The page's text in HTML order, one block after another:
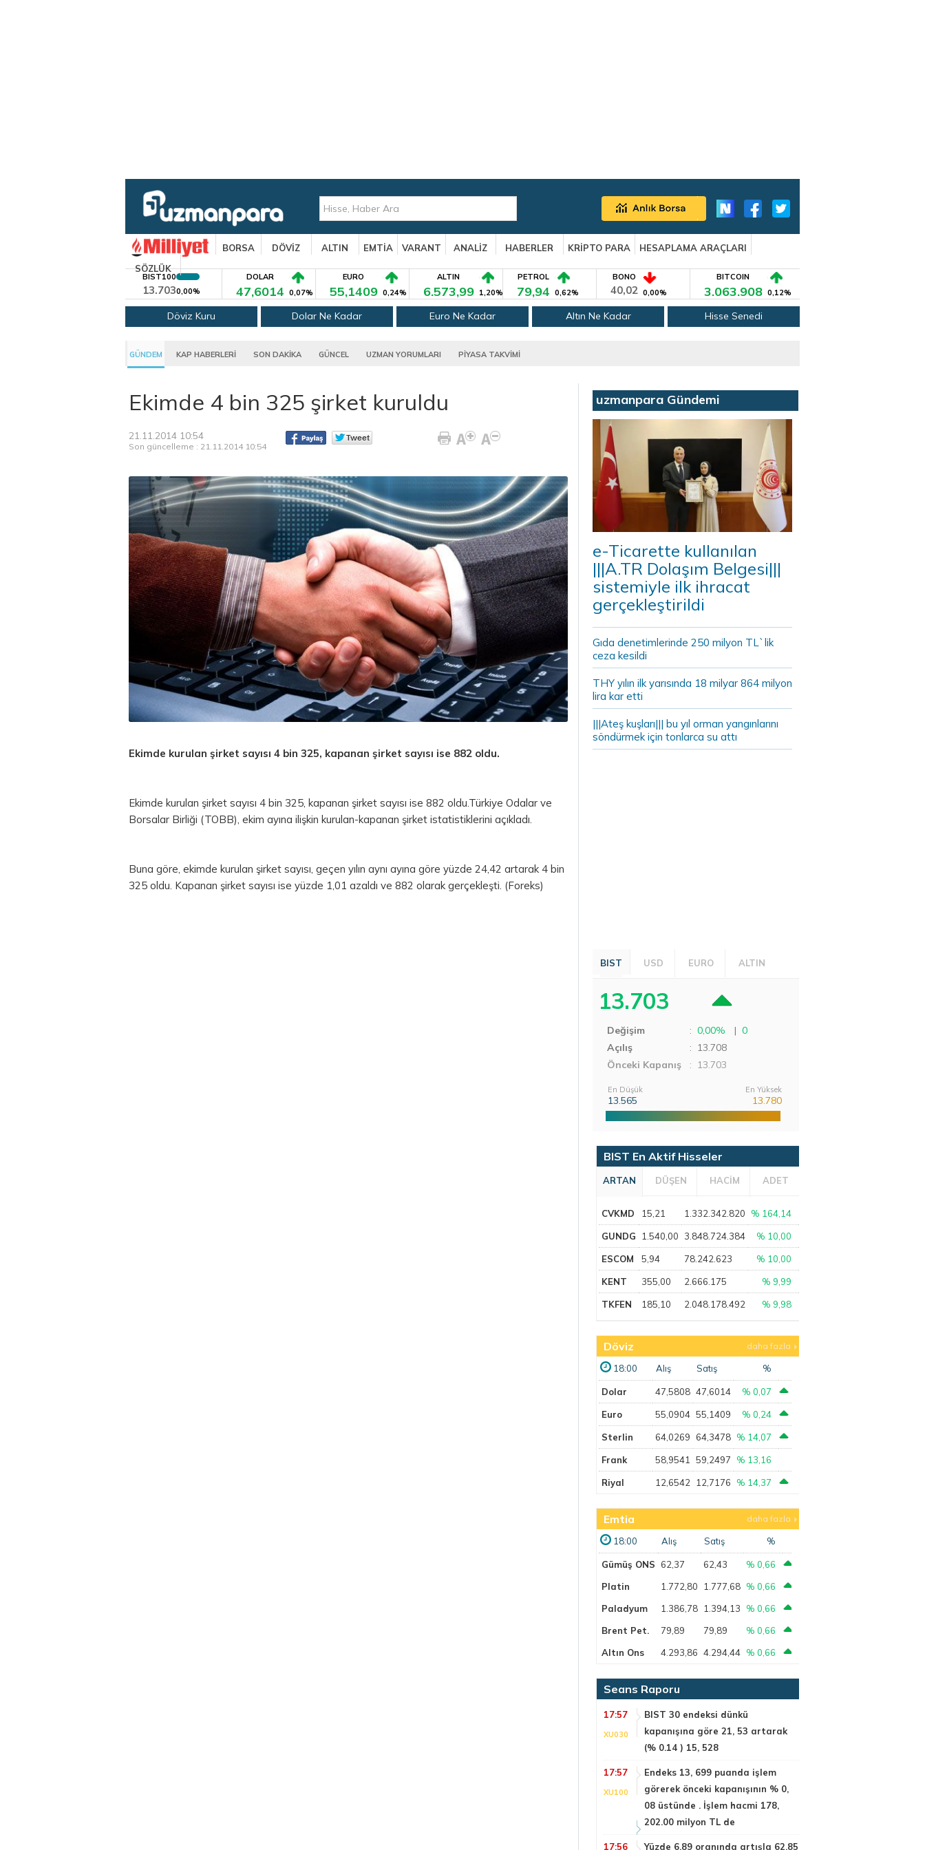
BORSA DÖVİZ ALTIN EMTİA VARANT ANALİZ HABERLER KRİPTO PARA
HESAPLAMA ARAÇLARI
SÖZLÜK
BIST100
13.7030,00%
DOLAR
47,6014 0,07%
EURO
55,1409 0,24%
ALTIN
6.573,99 1,20%
PETROL
79,94 0,62%
BONO
40,02 0,00%
BITCOIN
3.063.908 0,12%
Döviz Kuru Dolar Ne Kadar Euro Ne Kadar Altın Ne Kadar Hisse Senedi
GÜNDEM KAP HABERLERİ SON DAKİKA GÜNCEL UZMAN YORUMLARI PİYASA TAKVİMİ
Ekimde 4 bin 325 şirket kuruldu
21.11.2014 10:54
Son güncelleme : 21.11.2014 10:54
Ekimde kurulan şirket sayısı 4 bin 325, kapanan şirket sayısı ise 882 oldu.
Ekimde kurulan şirket sayısı 4 bin 325, kapanan şirket sayısı ise 882 oldu.Türkiye Odalar ve
Borsalar Birliği (TOBB), ekim ayına ilişkin kurulan-kapanan şirket istatistiklerini açıkladı.
Buna göre, ekimde kurulan şirket sayısı, geçen yılın aynı ayına göre yüzde 24,42 artarak 4 bin
325 oldu. Kapanan şirket sayısı ise yüzde 1,01 azaldı ve 882 olarak gerçekleşti. (Foreks)
uzmanpara Gündemi
e-Ticarette kullanılan
|||A.TR Dolaşım Belgesi|||
sistemiyle ilk ihracat
gerçekleştirildi
Gıda denetimlerinde 250 milyon TL`lik
ceza kesildi
THY yılın ilk yarısında 18 milyar 864 milyon
lira kar etti
|||Ateş kuşları||| bu yıl orman yangınlarını
söndürmek için tonlarca su attı
BIST USD EURO ALTIN
13.703
Değişim : 0,00% | 0
Açılış
: 13.708
Önceki Kapanış
: 13.703
En Düşük
13.565
En Yüksek
13.780
BIST En Aktif Hisseler
ARTAN DÜŞEN HACİM ADET
CVKMD 15,21 1.332.342.820 % 164,14
GUNDG 1.540,00 3.848.724.384 % 10,00
ESCOM 5,94 78.242.623 % 10,00
KENT 355,00 2.666.175 % 9,99
TKFEN 185,10 2.048.178.492 % 9,98
Döviz daha fazla
18:00 Alış Satış %
Dolar 47,5808 47,6014 % 0,07
Euro 55,0904 55,1409 % 0,24
Sterlin 64,0269 64,3478 % 14,07
Frank 58,9541 59,2497 % 13,16
Riyal 12,6542 12,7176 % 14,37
Emtia daha fazla
18:00 Alış Satış %
Gümüş ONS 62,37 62,43
% 0,66
Platin
1.772,80 1.777,68 % 0,66
Paladyum
1.386,78 1.394,13
% 0,66
Brent Pet.
79,89 79,89
% 0,66
Altın Ons
4.293,86 4.294,44 % 0,66
Seans Raporu
17:57
XU030
BIST 30 endeksi dünkü
kapanışına göre 21, 53 artarak
(% 0.14 ) 15, 528
17:57
XU100
Endeks 13, 699 puanda işlem
görerek önceki kapanışının % 0,
08 üstünde . İşlem hacmi 178,
202.00 milyon TL de
17:56
Yüzde 6.89 oranında artışla 62.85